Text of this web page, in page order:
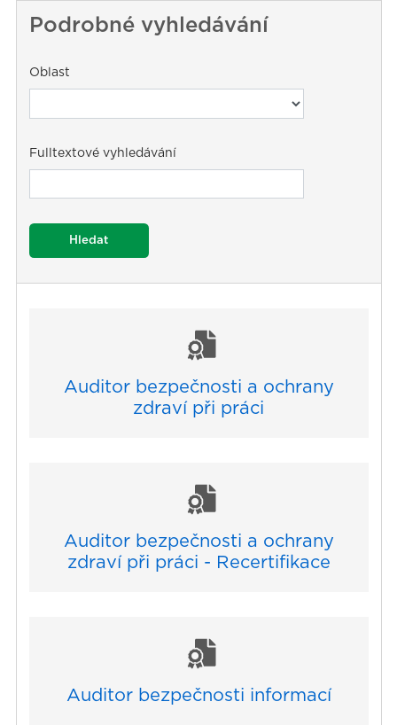
Podrobné vyhledávání
Oblast
Fulltextové vyhledávání
Hledat
Auditor bezpečnosti a ochrany
zdraví při práci
Auditor bezpečnosti a ochrany
zdraví při práci - Recertifikace
Auditor bezpečnosti informací